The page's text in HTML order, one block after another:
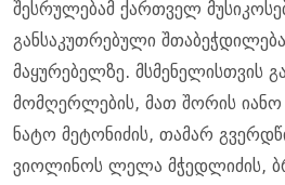
შესრულებამ ქართველ
განსაკუთრებული
მაყურებელზე. მსმენელისთვის
მომღერლების, მათ შორის იანო
ნატო მეტონიძის, თამარ
ვიოლინოს ლელა მჭედლიძის,